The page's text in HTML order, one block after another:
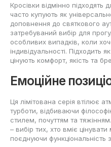
Кросівки відмінно підходять
часто купують як
доповнення до святкового
затребуваний вибір для
особливих випадків, коли
індивідуальності. Підходить
цінують комфорт, якість та
Емоційне
Ця лімітована серія втілює
турботи, відбиваючи
стилем, почуттям та
– вибір тих, хто вміє
поєднуючи функціональність